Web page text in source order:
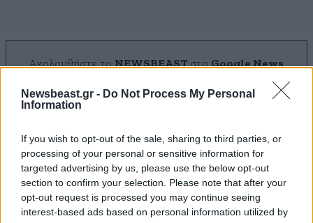
Newsbeast.gr - Do Not Process My Personal
Information
If you wish to opt-out of the sale, sharing to third parties, or
processing of your personal or sensitive information for
targeted advertising by us, please use the below opt-out
section to confirm your selection. Please note that after your
opt-out request is processed you may continue seeing
interest-based ads based on personal information utilized by
Ακολουθήστε το NEWSBEAST στο Google News